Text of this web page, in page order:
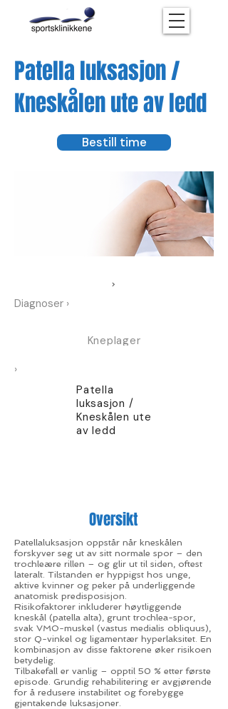
Patella luksasjon /
Kneskålen ute av ledd
Bestill time
›
Diagnoser ›
Kneplager
›
Patella
luksasjon /
Kneskålen ute
av ledd
Oversikt
Patellaluksasjon oppstår når kneskålen
forskyver seg ut av sitt normale spor – den
trochleære rillen – og glir ut til siden, oftest
lateralt. Tilstanden er hyppigst hos unge,
aktive kvinner og peker på underliggende
anatomisk predisposisjon.
Risikofaktorer inkluderer høytliggende
kneskål (patella alta), grunt trochlea-spor,
svak VMO-muskel (vastus medialis obliquus),
stor Q-vinkel og ligamentær hyperlaksitet. En
kombinasjon av disse faktorene øker risikoen
betydelig.
Tilbakefall er vanlig – opptil 50 % etter første
episode. Grundig rehabilitering er avgjørende
for å redusere instabilitet og forebygge
gjentakende luksasjoner.